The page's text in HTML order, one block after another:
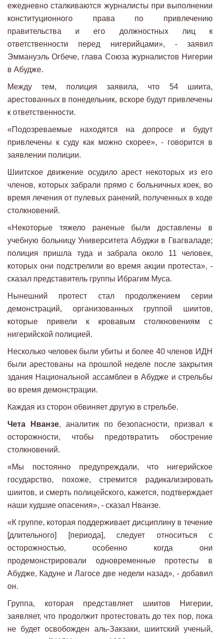
ежедневно сталкиваются журналисты при выполнении
конституционного права по привлечению
правительства и его должностных лиц к
ответственности перед нигерийцами», - заявил
Эммануэль Огбече, глава Союза журналистов Нигерии
в Абудже.
Между тем, полиция заявила, что 54 шиита,
арестованных в понедельник, вскоре будут привлечены
к ответственности.
«Подозреваемые находятся на допросе и будут
привлечены к суду как можно скорее», - говорится в
заявлении полиции.
Шиитское движение осудило арест некоторых из его
членов, которых забрали прямо с больничных коек, во
время лечения от пулевых ранений, полученных в ходе
столкновений.
«Некоторые тяжело раненые были доставлены в
учебную больницу Университета Абуджи в Гвагваладе;
полиция пришла туда и забрала около 11 человек,
которых они подстрелили во время акции протеста», -
сказал представитель группы Ибрагим Муса.
Нынешний протест стал продолжением серии
демонстраций, организованных группой шиитов,
которые привели к кровавым столкновениям с
нигерийской полицией.
Несколько человек были убиты и более 40 членов ИДН
были арестованы на прошлой неделе после закрытия
здания Национальной ассамблеи в Абудже и стрельбы
во время демонстрации.
Каждая из сторон обвиняет другую в стрельбе.
Чета Нванзе, аналитик по безопасности, призвал к
осторожности, чтобы предотвратить обострение
столкновений.
«Мы постоянно предупреждали, что нигерийское
государство, похоже, стремится радикализировать
шиитов, и смерть полицейского, кажется, подтверждает
наши худшие опасения», - сказал Нванзе.
«К группе, которая поддерживает дисциплину в течение
[длительного] [периода], следует относиться с
осторожностью, особенно когда они
продемонстрировали одновременные протесты в
Абудже, Кадуне и Лагосе две недели назад», - добавил
он.
Группа, которая представляет шиитов Нигерии,
заявляет, что продолжит протестовать до тех пор, пока
не будет освобожден аль-Закзаки, шиитский ученый,